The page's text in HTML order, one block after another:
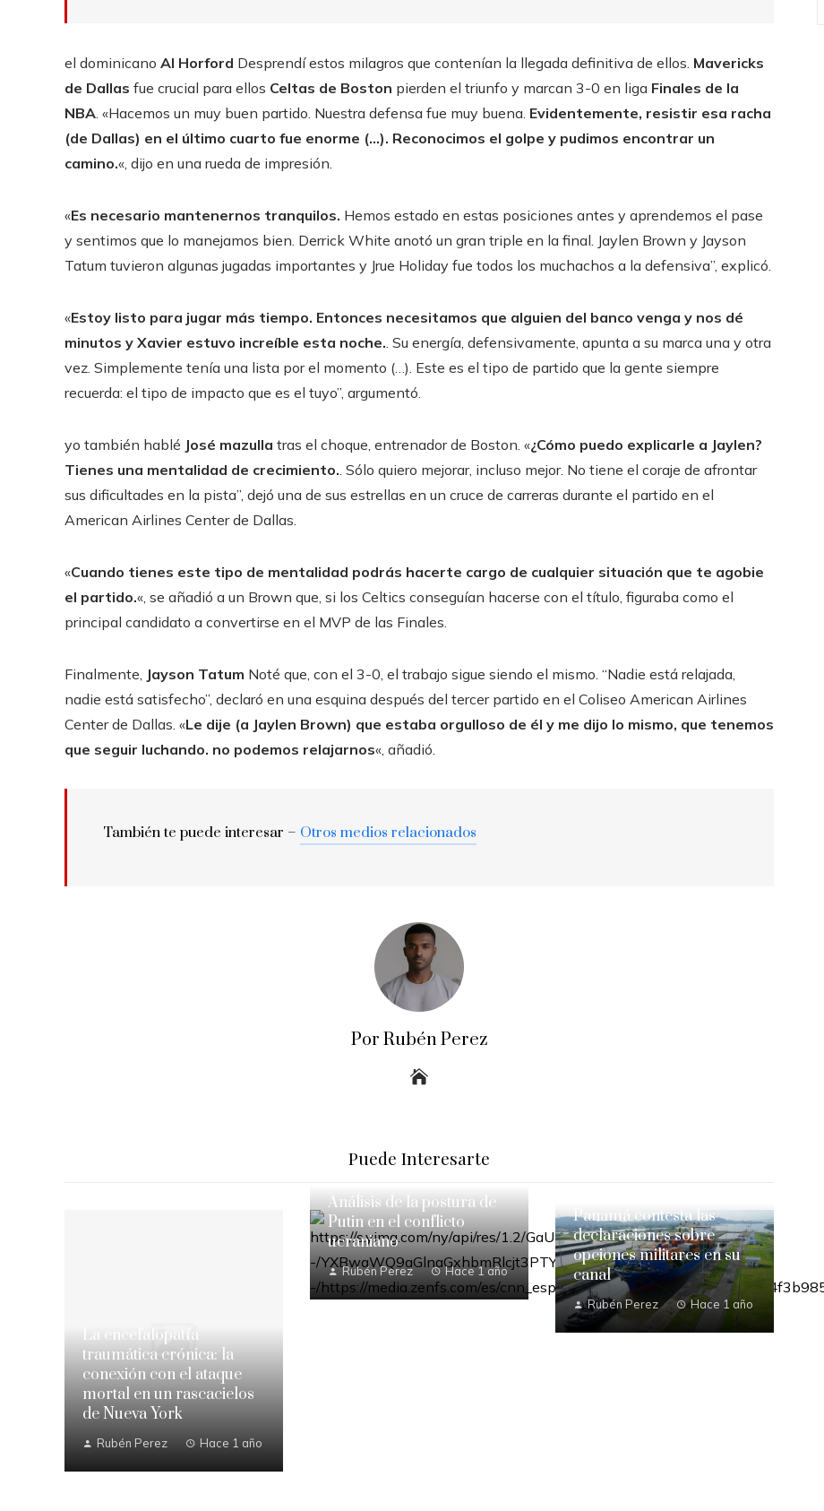
el dominicano Al Horford Desprendí estos milagros que contenían la llegada definitiva de ellos. Mavericks
de Dallas fue crucial para ellos Celtas de Boston pierden el triunfo y marcan 3-0 en liga Finales de la
NBA . «Hacemos un muy buen partido. Nuestra defensa fue muy buena. Evidentemente, resistir esa racha
(de Dallas) en el último cuarto fue enorme (…). Reconocimos el golpe y pudimos encontrar un
camino.«, dijo en una rueda de impresión.
«Es necesario mantenernos tranquilos. Hemos estado en estas posiciones antes y aprendemos el pase
y sentimos que lo manejamos bien. Derrick White anotó un gran triple en la final. Jaylen Brown y Jayson
Tatum tuvieron algunas jugadas importantes y Jrue Holiday fue todos los muchachos a la defensiva”, explicó.
«Estoy listo para jugar más tiempo. Entonces necesitamos que alguien del banco venga y nos dé
minutos y Xavier estuvo increíble esta noche. . Su energía, defensivamente, apunta a su marca una y otra
vez. Simplemente tenía una lista por el momento (…). Este es el tipo de partido que la gente siempre
recuerda: el tipo de impacto que es el tuyo”, argumentó.
yo también hablé José mazulla tras el choque, entrenador de Boston. «¿Cómo puedo explicarle a Jaylen?
Tienes una mentalidad de crecimiento. . Sólo quiero mejorar, incluso mejor. No tiene el coraje de afrontar
sus dificultades en la pista”, dejó una de sus estrellas en un cruce de carreras durante el partido en el
American Airlines Center de Dallas.
«Cuando tienes este tipo de mentalidad podrás hacerte cargo de cualquier situación que te agobie
el partido.«, se añadió a un Brown que, si los Celtics conseguían hacerse con el título, figuraba como el
principal candidato a convertirse en el MVP de las Finales.
Finalmente, Jayson Tatum Noté que, con el 3-0, el trabajo sigue siendo el mismo. “Nadie está relajada,
nadie está satisfecho”, declaró en una esquina después del tercer partido en el Coliseo American Airlines
Center de Dallas. «Le dije (a Jaylen Brown) que estaba orgulloso de él y me dijo lo mismo, que tenemos
que seguir luchando. no podemos relajarnos«, añadió.
También te puede interesar – Otros medios relacionados
Por Rubén Perez
Puede Interesarte
La encefalopatía
traumática crónica: la
conexión con el ataque
mortal en un rascacielos
de Nueva York
Rubén Perez Hace 1 año
Análisis de la postura de
Putin en el conflicto
ucraniano
Rubén Perez Hace 1 año
Panamá contesta las
declaraciones sobre
opciones militares en su
canal
Rubén Perez Hace 1 año